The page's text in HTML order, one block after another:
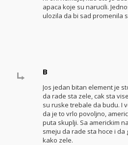
apaca koje su narucili.
ulozila da bi sad promenila
B
Jos jedan bitan element je
da rade sta zele, cak sta
su ruske trebale da budu. I
da je to vrlo povoljno,
puta skuplji. Sa americkim
smeju da rade sta hoce i
kako zele.